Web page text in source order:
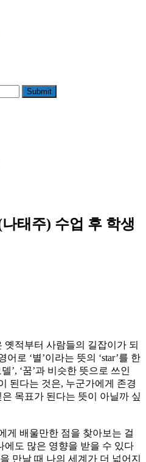
Submit
태주) 수업 후 학생
적부터 사람들의 길잡이가 되
로 ‘별’이라는 뜻의 ‘star’를 한
’, ‘꿈’과 비슷한 뜻으로 쓰인
된다는 것은, 누군가에게 존경
목표가 된다는 뜻이 아닐까 싶
게 배울만한 점을 찾아보는 걸
에도 많은 영향을 받을 수 있다
만날 때 나의 세계가 더 넓어지